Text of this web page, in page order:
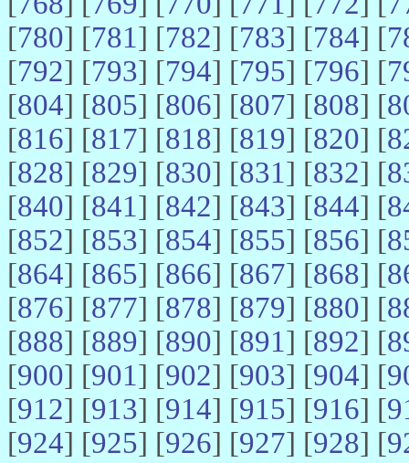
[780] [781] [782] [783] [784] [
[792] [793] [794] [795] [796] [
[804] [805] [806] [807] [808] [
[816] [817] [818] [819] [820] [
[828] [829] [830] [831] [832] [
[840] [841] [842] [843] [844] [
[852] [853] [854] [855] [856] [
[864] [865] [866] [867] [868] [
[876] [877] [878] [879] [880] [
[888] [889] [890] [891] [892] [
[900] [901] [902] [903] [904] [
[912] [913] [914] [915] [916] [
[924] [925] [926] [927] [928] [